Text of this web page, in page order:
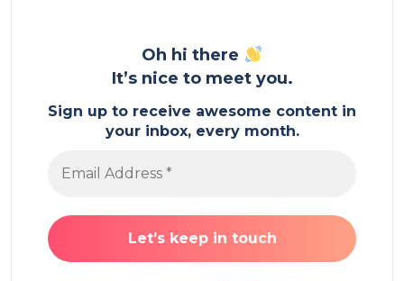
Oh hi there
It’s nice to meet you.
Sign up to receive awesome content in
your inbox, every month.